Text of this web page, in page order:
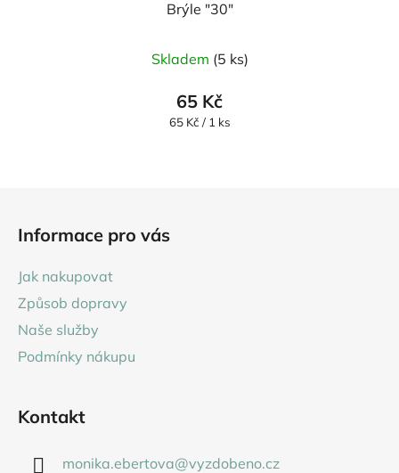
Brýle "30"
Skladem (5 ks)
65 Kč
Měrná
65 Kč / 1 ks
Informace pro vás
Jak nakupovat
Způsob dopravy
Naše služby
Podmínky nákupu
Kontakt
monika.ebertova@vyzdobeno.cz